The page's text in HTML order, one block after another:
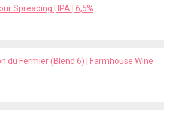
Spreading | IPA | 6,5%
du Fermier (Blend 6) | Farmhouse Wine